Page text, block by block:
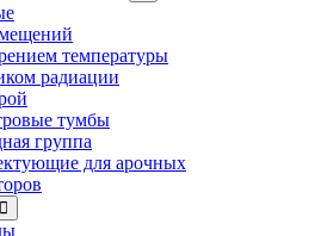
температуры
радиации
тумбы
группа
для арочных